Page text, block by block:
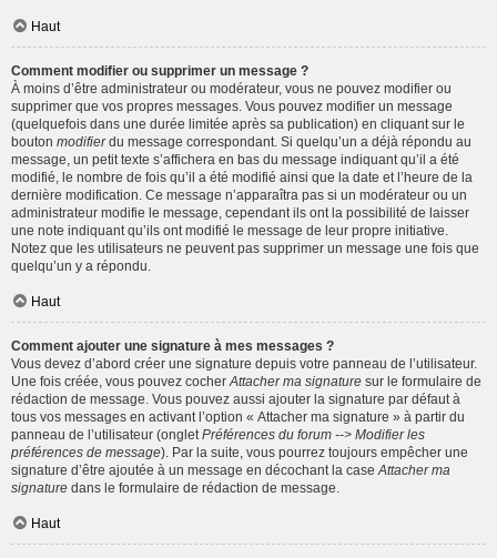
Haut
Comment modifier ou supprimer un message ?
À moins d’être administrateur ou modérateur, vous ne pouvez modifier ou
supprimer que vos propres messages. Vous pouvez modifier un message
(quelquefois dans une durée limitée après sa publication) en cliquant sur le
bouton modifierdu message correspondant. Si quelqu’un a déjà répondu au
message, un petit texte s’affichera en bas du message indiquant qu’il a été
modifié, le nombre de fois qu’il a été modifié ainsi que la date et l’heure de la
dernière modification. Ce message n’apparaîtra pas si un modérateur ou un
administrateur modifie le message, cependant ils ont la possibilité de laisser
une note indiquant qu’ils ont modifié le message de leur propre initiative.
Notez que les utilisateurs ne peuvent pas supprimer un message une fois que
quelqu’un y a répondu.
Haut
Comment ajouter une signature à mes messages ?
Vous devez d’abord créer une signature depuis votre panneau de l’utilisateur.
Une fois créée, vous pouvez cocher Attacher ma signature sur le formulaire de
rédaction de message. Vous pouvez aussi ajouter la signature par défaut à
tous vos messages en activant l’option « Attacher ma signature » à partir du
panneau de l’utilisateur (onglet Préférences du forum --> Modifier les
préférences de message). Par la suite, vous pourrez toujours empêcher une
signature d’être ajoutée à un message en décochant la case Attacher ma
signature dans le formulaire de rédaction de message.
Haut